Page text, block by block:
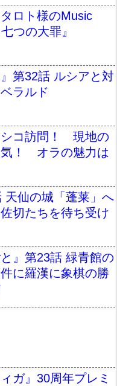
ロト様のMusic
つの大罪』
第32話 ルシアと対
ラルド
シコ訪問！ 現地の
！ オラの魅力は
天仙の城「蓬莱」へ
切たちを待ち受け
』第23話 緑青館の
に羅漢に象棋の勝
ガ』30周年プレミ